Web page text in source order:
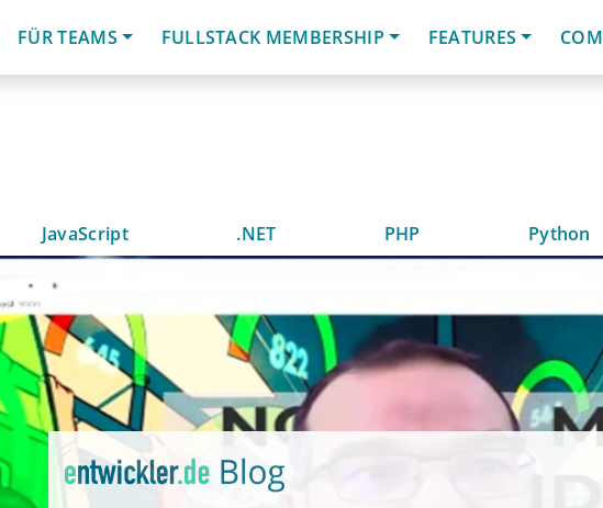
FÜR TEAMS
FULLSTACK MEMBERSHIP FEATURES
JavaScript .NET PHP Python